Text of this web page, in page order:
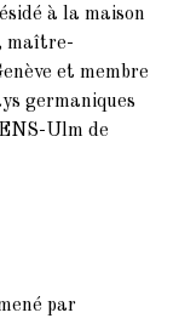
à la maison
maître-
et membre
germaniques
Ulm de
par